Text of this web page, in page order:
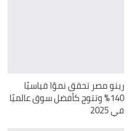
رينو مصر تحقق نموًا قياسيًا
140% وتتوج كأفضل سوق عالميًا
في 2025